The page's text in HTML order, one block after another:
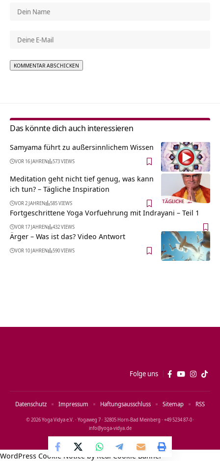
Das könnte dich auch interessieren
Samyama führt zu außersinnlichem Wissen
VOR 16 JAHREN 573 VIEWS
Meditation geht nicht tief genug, was kann
ich tun? – Tägliche Inspiration
VOR 2 JAHREN 585 VIEWS
Fortgeschrittene Yoga Vorfuehrung mit Indrayani – Teil 1
VOR 17 JAHREN 432 VIEWS
Ärger – Was ist das? Video Antwort
VOR 10 JAHREN 590 VIEWS
Folge uns
© 2026 Yoga Vidya e.V. · Yogaweg 7 · 32805 Horn‑Bad Meinberg · +49 5234 87‑0 ·
info@yoga‑vidya.de
Datenschutz Impressum Haftungsausschluss Sitemap RSS
WordPress Cookie Notice by Real Cookie Banner